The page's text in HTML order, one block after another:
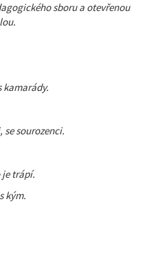
sboru a otevřenou
kamarády.
sourozenci.
je trápí.
kým.